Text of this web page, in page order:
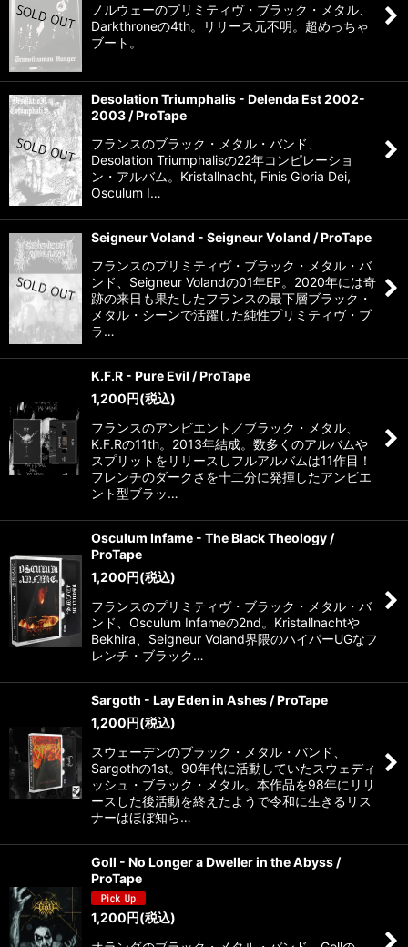
ノルウェーのプリミティヴ・ブラック・メタル、
Darkthroneの4th。リリース元不明。超めっちゃ
ブート。
Desolation Triumphalis - Delenda Est 2002-
2003 / ProTape
フランスのブラック・メタル・バンド、
Desolation Triumphalisの22年コンピレーショ
ン・アルバム。Kristallnacht, Finis Gloria Dei,
Osculum I…
Seigneur Voland - Seigneur Voland / ProTape
フランスのプリミティヴ・ブラック・メタル・バ
ンド、Seigneur Volandの01年EP。2020年には奇
跡の来日も果たしたフランスの最下層ブラック・
メタル・シーンで活躍した純性プリミティヴ・ブ
ラ…
K.F.R - Pure Evil / ProTape
1,200円(税込)
フランスのアンビエント／ブラック・メタル、
K.F.Rの11th。2013年結成。数多くのアルバムや
スプリットをリリースしフルアルバムは11作目！
フレンチのダークさを十二分に発揮したアンビエ
ント型ブラッ…
Osculum Infame - The Black Theology /
ProTape
1,200円(税込)
フランスのプリミティヴ・ブラック・メタル・バ
ンド、Osculum Infameの2nd。Kristallnachtや
Bekhira、Seigneur Voland界隈のハイパーUGなフ
レンチ・ブラック…
Sargoth - Lay Eden in Ashes / ProTape
1,200円(税込)
スウェーデンのブラック・メタル・バンド、
Sargothの1st。90年代に活動していたスウェディ
ッシュ・ブラック・メタル。本作品を98年にリリ
ースした後活動を終えたようで令和に生きるリス
ナーはほぼ知ら…
Goll - No Longer a Dweller in the Abyss /
ProTape
1,200円(税込)